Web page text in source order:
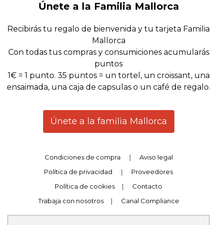
Únete a la Familia Mallorca
Recibirás tu regalo de bienvenida y tu tarjeta Familia
Mallorca
Con todas tus compras y consumiciones acumularás
puntos
1€ = 1 punto. 35 puntos = un tortel, un croissant, una
ensaimada, una caja de capsulas o un café de regalo.
Únete a la familia Mallorca
Condiciones de compra |
Aviso legal
Política de privacidad
|
Proveedores
Política de cookies
|
Contacto
Trabaja con nosotros
| Canal Compliance